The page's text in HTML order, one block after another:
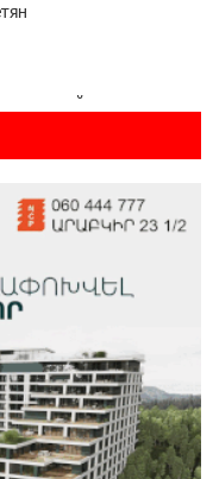
по рейтингам
карту Mastercard
круглосуточный
в Гнишике с